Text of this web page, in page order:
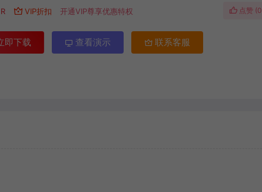
R VIP折扣 开通VIP尊享优惠特权 点赞 (0
即下载 查看演示 联系客服